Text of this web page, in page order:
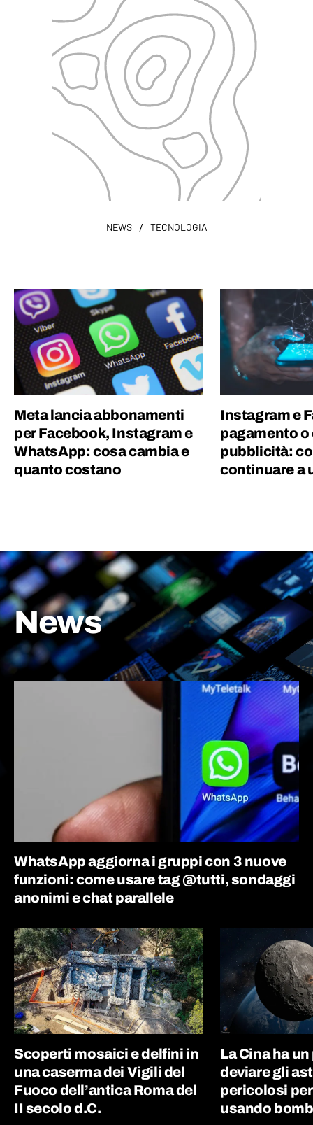
NEWS / TECNOLOGIA
Meta lancia abbonamenti
per Facebook, Instagram e
WhatsApp: cosa cambia e
quanto costano
Instagram e
pagamento o
pubblicità:
continuare a
News
WhatsApp aggiorna i gruppi con 3 nuove
funzioni: come usare tag @tutti, sondaggi
anonimi e chat parallele
Scoperti mosaici e delfini in
una caserma dei Vigili del
Fuoco dell’antica Roma del
II secolo d.C.
La Cina ha
deviare gli
pericolosi per
usando